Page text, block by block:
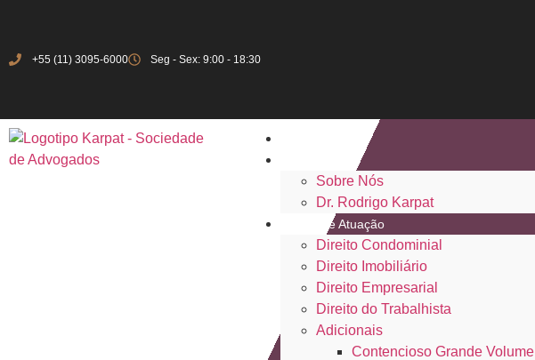
+55 (11) 3095-6000 Seg - Sex: 9:00 - 18:30
Sobre Nós
Dr. Rodrigo Karpat
Áreas de Atuação
Direito Condominial
Direito Imobiliário
Direito Empresarial
Direito do Trabalhista
Adicionais
Contencioso Grande Volume